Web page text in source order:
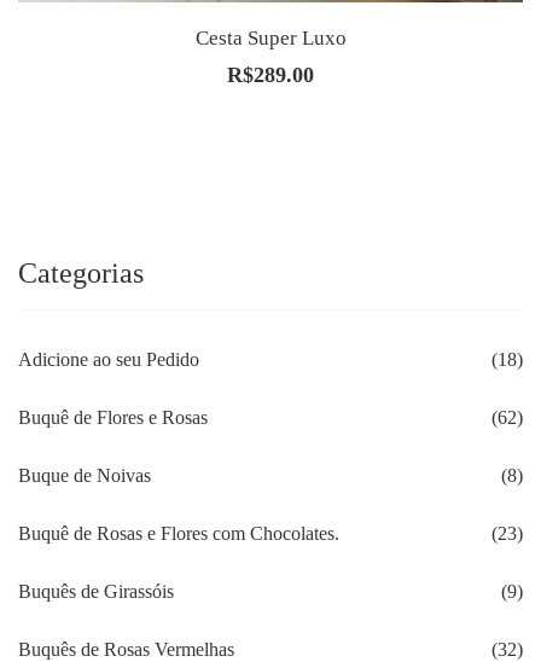
Cesta Super Luxo
R$289.00
Categorias
Adicione ao seu Pedido (18)
Buquê de Flores e Rosas (62)
Buque de Noivas (8)
Buquê de Rosas e Flores com Chocolates. (23)
Buquês de Girassóis (9)
Buquês de Rosas Vermelhas (32)